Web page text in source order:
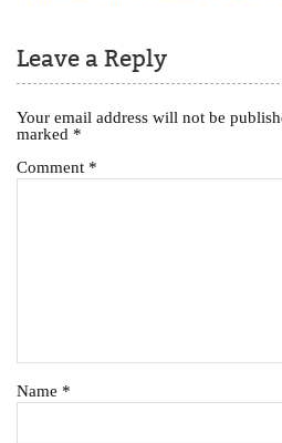
Leave a Reply
Your email address will not be
marked *
Comment *
Name *